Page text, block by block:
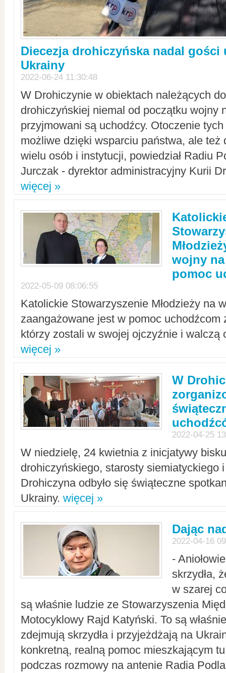
Diecezja drohiczyńska nadal gości
Ukrainy
2022-06-24 11:30:48
W Drohiczynie w obiektach należących
drohiczyńskiej niemal od początku wojny
przyjmowani są uchodźcy. Otoczenie
możliwe dzięki wsparciu państwa, ale też
wielu osób i instytucji, powiedział Radiu
Jurczak - dyrektor administracyjny Kurii
więcej »
wojny
pomoc
2022-05-09 08:06:55
Katolickie Stowarzyszenie Młodzieży na
zaangażowane jest w pomoc uchodźcom
którzy zostali w swojej ojczyźnie i walczą
więcej »
W
2022-04-25
W niedzielę, 24 kwietnia z inicjatywy
drohiczyńskiego, starosty siemiatyckiego
Drohiczyna odbyło się świąteczne
Ukrainy. więcej »
Dając
2022-04-16
-
skrzydła,
w szarej
są właśnie ludzie ze Stowarzyszenia
Motocyklowy Rajd Katyński. To są
zdejmują skrzydła i przyjeżdżają na
konkretną, realną pomoc mieszkającym
podczas rozmowy na antenie Radia